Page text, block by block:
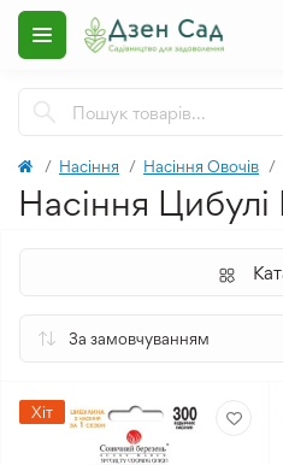
Насіння Насіння Овочів
Насіння Цибулі
Хіт